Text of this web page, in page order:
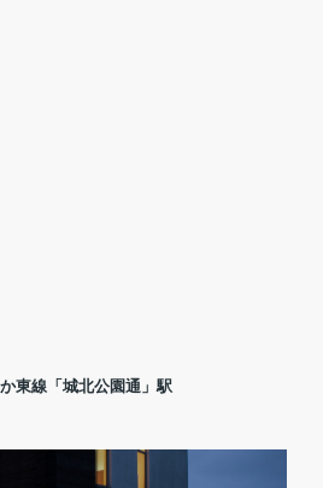
東線「城北公園通」駅